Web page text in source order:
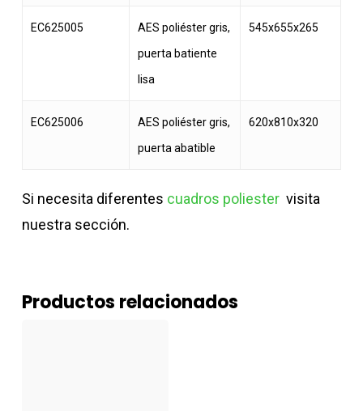
EC625005
AES poliéster gris,
puerta batiente
lisa
545x655x265
EC625006
AES poliéster gris,
puerta abatible
620x810x320
Si necesita diferentes cuadros poliester visita
nuestra sección.
Productos relacionados